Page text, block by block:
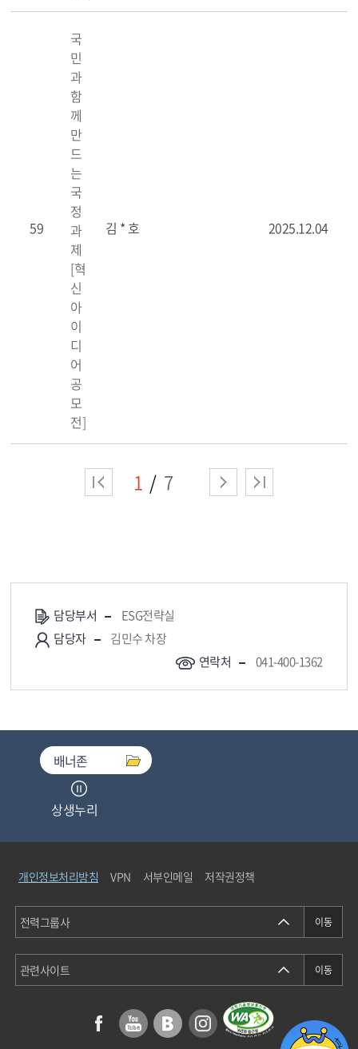
59
국
민
과
함
께
만
드
는
국
정
과
제
[혁
신
아
이
디
어
공
모
전]
김 * 호 2025.12.04
1 7
담당부서
ESG전략실
담당자
김민수 차장
연락처
041-400-1362
배너존
상생누리
중소기업기술마켓
청탁금지법통합검색
개인정보처리방침 VPN 서부인메일 저작권정책